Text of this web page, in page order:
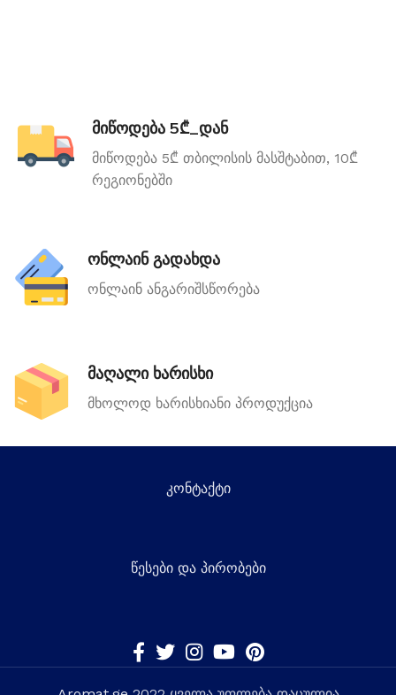
მიწოდება 5₾_დან
მიწოდება 5₾ თბილისის მასშტაბით, 10₾
რეგიონებში
ონლაინ გადახდა
ონლაინ ანგარიშსწორება
მაღალი ხარისხი
მხოლოდ ხარისხიანი პროდუქცია
კონტაქტი
წესები და პირობები